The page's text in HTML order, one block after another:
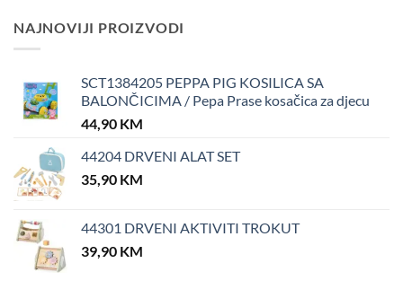
NAJNOVIJI PROIZVODI
SCT1384205 PEPPA PIG KOSILICA SA
BALONČICIMA / Pepa Prase kosačica za djecu
44,90 KM
44204 DRVENI ALAT SET
35,90 KM
44301 DRVENI AKTIVITI TROKUT
39,90 KM